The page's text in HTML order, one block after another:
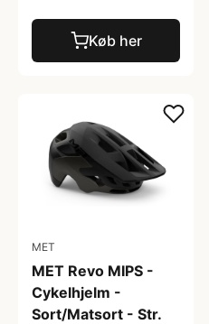
Køb her
MET
MET Revo MIPS -
Cykelhjelm -
Sort/Matsort - Str.